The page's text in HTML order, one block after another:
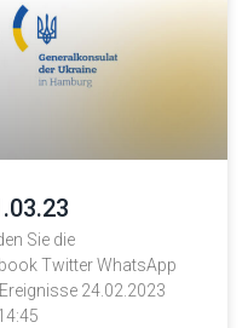
Sie die
Twitter WhatsApp
24.02.2023